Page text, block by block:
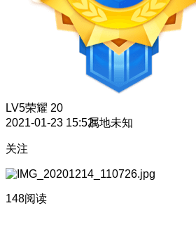
LV5荣耀 20
2021-01-23 15:52属地未知
关注
148阅读